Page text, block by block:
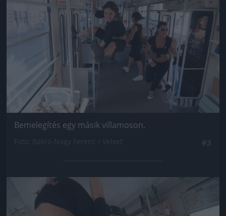
Bemelegítés egy másik villamoson.
Jön még kép!